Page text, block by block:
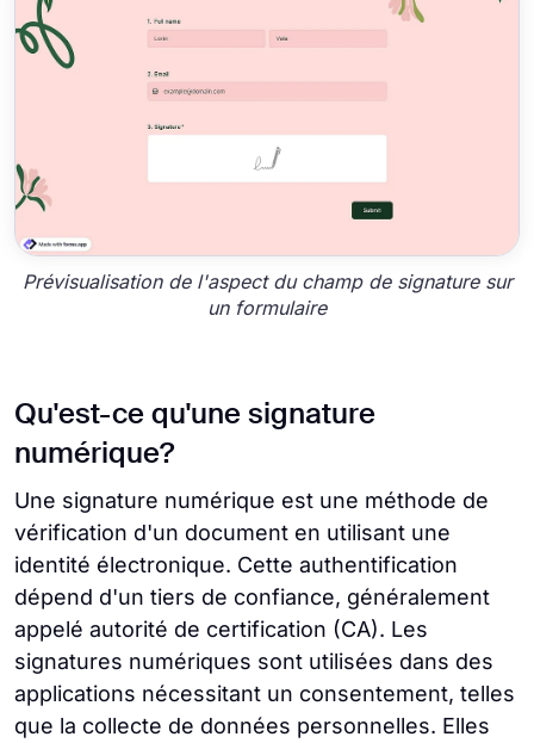
Prévisualisation de l'aspect du champ de signature sur
un formulaire
Qu'est-ce qu'une signature
numérique?
Une signature numérique est une méthode de
vérification d'un document en utilisant une
identité électronique. Cette authentification
dépend d'un tiers de confiance, généralement
appelé autorité de certification (CA). Les
signatures numériques sont utilisées dans des
applications nécessitant un consentement, telles
que la collecte de données personnelles. Elles